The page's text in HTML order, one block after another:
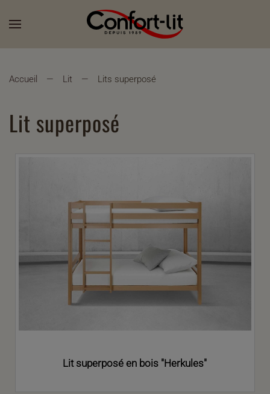
Accueil Lit Lits superposé
Lit superposé
Lit superposé en bois "Herkules"